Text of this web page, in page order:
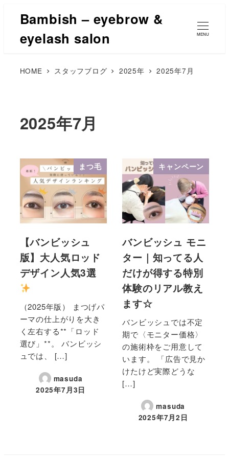
Bambish – eyebrow &
eyelash salon
MENU
HOME スタッフブログ 2025年 2025年7月
2025年7月
まつ毛
【バンビッシュ
版】大人気ロッド
デザイン人気3選
（2025年版） まつげパ
ーマの仕上がりを大き
く左右する**「ロッド
選び」**。 バンビッシ
ュでは、 […]
masuda
2025年7月3日
キャンペーン
バンビッシュ モニ
ター｜知ってる人
だけが得する特別
体験のリアル教え
ます☆
バンビッシュでは不定
期で〈モニター価格〉
の施術枠をご用意して
います。 「広告で見か
けたけど実際どうな
[…]
masuda
2025年7月2日